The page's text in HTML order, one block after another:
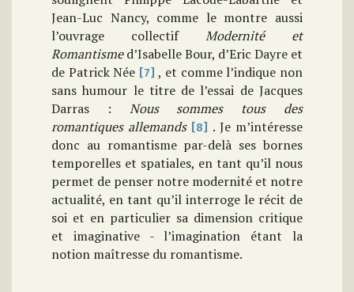
Jean-Luc Nancy, comme le montre aussi
l’ouvrage collectif Modernité et
Romantismed’Isabelle Bour, d’Eric Dayre et
de Patrick Née [7] , et comme l’indique non
sans humour le titre de l’essai de Jacques
Darras : Nous sommes tous des
romantiques allemands [8] . Je m’intéresse
donc au romantisme par-delà ses bornes
temporelles et spatiales, en tant qu’il nous
permet de penser notre modernité et notre
actualité, en tant qu’il interroge le récit de
soi et en particulier sa dimension critique
et imaginative - l’imagination étant la
notion maîtresse du romantisme.